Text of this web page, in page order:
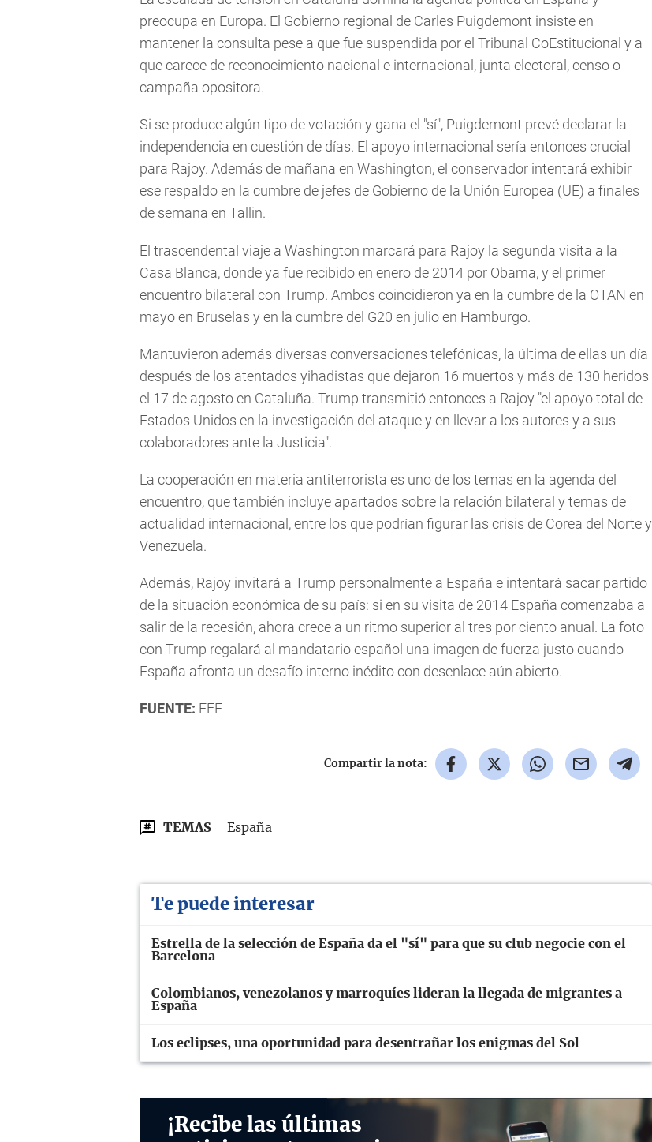
preocupa en Europa. El Gobierno regional de Carles Puigdemont insiste en
mantener la consulta pese a que fue suspendida por el Tribunal CoEstitucional y a
que carece de reconocimiento nacional e internacional, junta electoral, censo o
campaña opositora.
Si se produce algún tipo de votación y gana el "sí", Puigdemont prevé declarar la
independencia en cuestión de días. El apoyo internacional sería entonces crucial
para Rajoy. Además de mañana en Washington, el conservador intentará exhibir
ese respaldo en la cumbre de jefes de Gobierno de la Unión Europea (UE) a finales
de semana en Tallin.
El trascendental viaje a Washington marcará para Rajoy la segunda visita a la
Casa Blanca, donde ya fue recibido en enero de 2014 por Obama, y el primer
encuentro bilateral con Trump. Ambos coincidieron ya en la cumbre de la OTAN en
mayo en Bruselas y en la cumbre del G20 en julio en Hamburgo.
Mantuvieron además diversas conversaciones telefónicas, la última de ellas un día
después de los atentados yihadistas que dejaron 16 muertos y más de 130 heridos
el 17 de agosto en Cataluña. Trump transmitió entonces a Rajoy "el apoyo total de
Estados Unidos en la investigación del ataque y en llevar a los autores y a sus
colaboradores ante la Justicia".
La cooperación en materia antiterrorista es uno de los temas en la agenda del
encuentro, que también incluye apartados sobre la relación bilateral y temas de
actualidad internacional, entre los que podrían figurar las crisis de Corea del Norte y
Venezuela.
Además, Rajoy invitará a Trump personalmente a España e intentará sacar partido
de la situación económica de su país: si en su visita de 2014 España comenzaba a
salir de la recesión, ahora crece a un ritmo superior al tres por ciento anual. La foto
con Trump regalará al mandatario español una imagen de fuerza justo cuando
España afronta un desafío interno inédito con desenlace aún abierto.
FUENTE: EFE
Compartir la nota:
TEMAS España
Te puede interesar
Estrella de la selección de España da el "sí" para que su club negocie con el
Barcelona
Colombianos, venezolanos y marroquíes lideran la llegada de migrantes a
España
Los eclipses, una oportunidad para desentrañar los enigmas del Sol
¡Recibe las últimas